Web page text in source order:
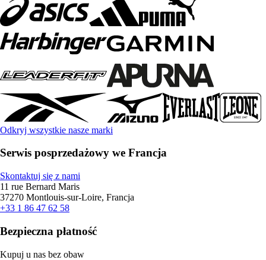
Odkryj wszystkie nasze marki
Serwis posprzedażowy we Francja
Skontaktuj się z nami
11 rue Bernard Maris
37270 Montlouis-sur-Loire, Francja
+33 1 86 47 62 58
Bezpieczna płatność
Kupuj u nas bez obaw